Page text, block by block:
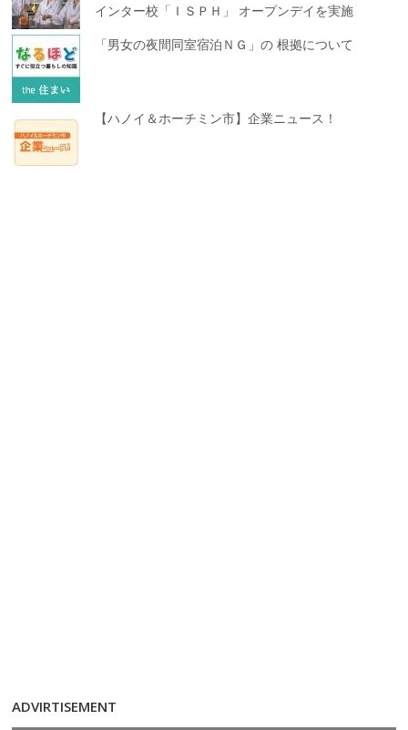
インター校「ＩＳＰＨ」 オープンデイを実施
「男女の夜間同室宿泊ＮＧ」の 根拠について
【ハノイ＆ホーチミン市】企業ニュース！
ADVIRTISEMENT